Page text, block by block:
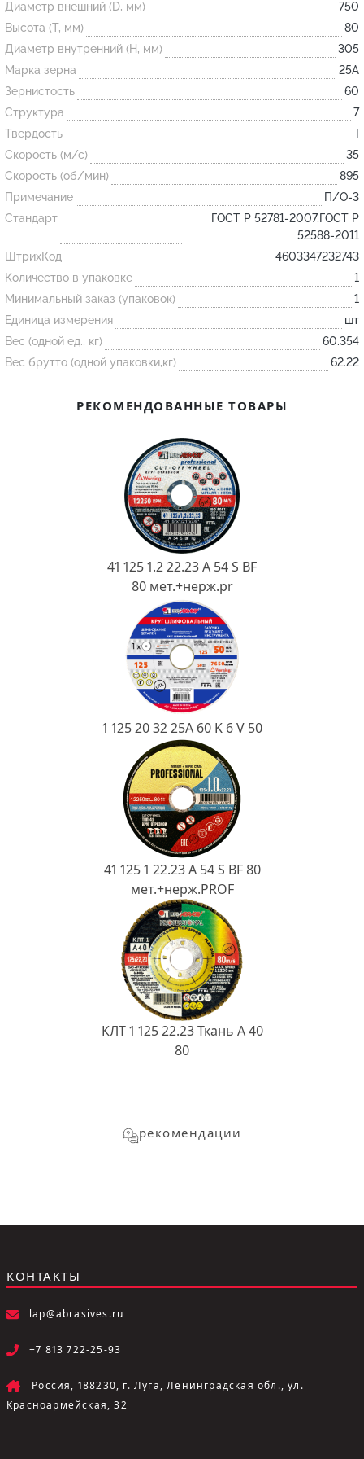
Огнеупорные
изделия
Скачать каталог
Тигель
Муфель
Черпак
Шербер
Трубка
Стержень
Пробка
Подставка
Лодочка
Контакт
Желоб
Диаметр внешний (D, мм)
750
Высота (T, мм)
80
Диаметр внутренний (H, мм)
305
Марка зерна
25А
Зернистость
60
Структура
7
Твердость
Скорость (м/с)
35
Скорость (об/мин)
895
Примечание
П/О-3
Стандарт
ГОСТ Р 52781-2007,ГОСТ Р
52588-2011
ШтрихКод
4603347232743
Количество в упаковке
1
Минимальный заказ (упаковок)
1
Единица измерения
шт
Вес (одной ед., кг)
60.354
Вес брутто (одной упаковки,кг)
62.22
РЕКОМЕНДОВАННЫЕ ТОВАРЫ
41 125 1.2 22.23 A 54 S BF
80 мет.+нерж.pr
1 125 20 32 25А 60 K 6 V 50
41 125 1 22.23 A 54 S BF 80
мет.+нерж.PROF
КЛТ 1 125 22.23 Ткань A 40
80
рекомендации
КОНТАКТЫ
lap@abrasives.ru
+7 813 722-25-93
Россия, 188230, г. Луга, Ленинградская обл., ул.
Красноармейская, 32